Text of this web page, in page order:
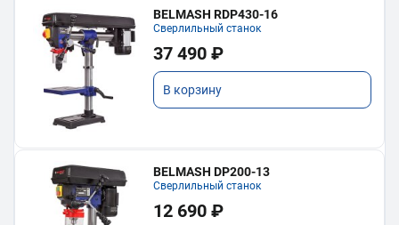
BELMASH RDP430-16
Сверлильный станок
37 490 ₽
В корзину
BELMASH DP200-13
Сверлильный станок
12 690 ₽